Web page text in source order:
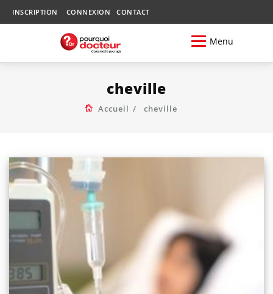
INSCRIPTION CONNEXION CONTACT
Menu
cheville
Accueil cheville